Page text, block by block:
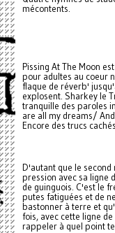
mécontents.
Pissing At The Moon
pour adultes au coeur
flaque de réverb'
explosent. Sharkey le
tranquille des paroles
are all my dreams/
Encore des trucs
D'autant que le second
pression avec sa ligne
de guinguois. C'est le
putes fatiguées et de
bastonner à terre et
fois, avec cette ligne
rappeler à quel point